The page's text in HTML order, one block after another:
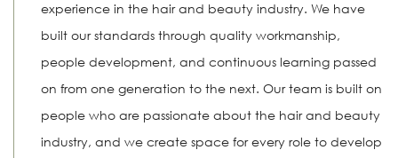
experience in the hair and beauty industry. We have
built our standards through quality workmanship,
people development, and continuous learning passed
on from one generation to the next. Our team is built on
people who are passionate about the hair and beauty
industry, and we create space for every role to develop